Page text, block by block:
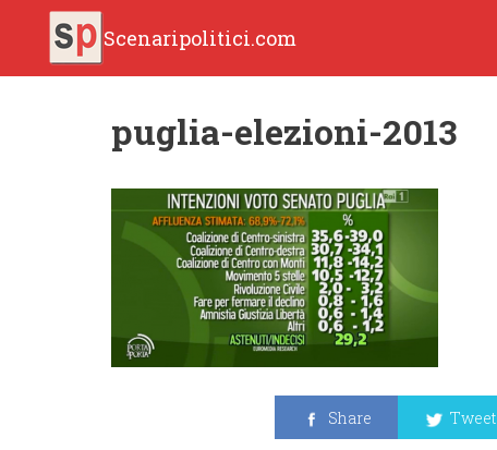
Scenaripolitici.com
puglia-elezioni-2013
Share Tweet